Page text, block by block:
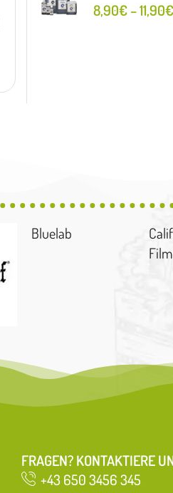
8,90€–11,90€
Bluelab
FRAGEN? KONTAKTIERE
+43 650 3456 345